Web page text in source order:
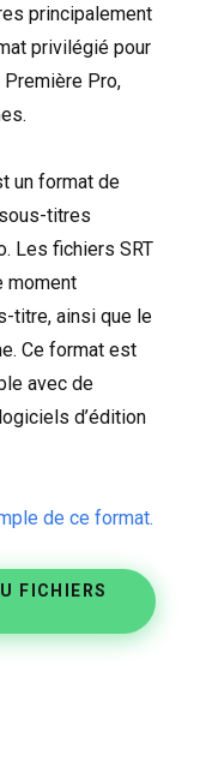
principalement
privilégié pour
Première Pro,
un format de
titres
Les fichiers SRT
moment
titre, ainsi que le
Ce format est
avec de
d’édition
de ce format.
FICHIERS